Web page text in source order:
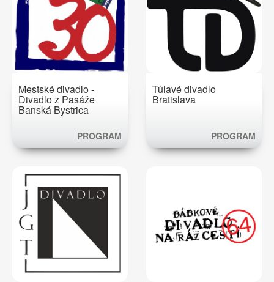
Mestské divadlo -
Divadlo z Pasáže
Banská Bystrica
PROGRAM
Túlavé divadlo
Bratislava
PROGRAM